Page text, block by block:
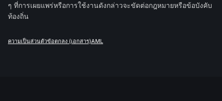
ๆ ที่การเผยแพร่หรือการใช้งานดังกล่าวจะขัดต่อกฎหมายหรือข้อบังคับ
ท้องถิ่น
ความเป็นส่วนตัวข้อตกลง (เอกสาร)AML